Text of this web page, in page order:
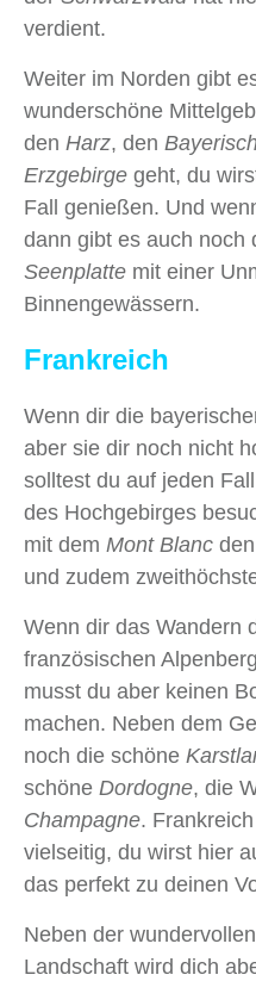
verdient.
Weiter im Norden gibt
wunderschöne
den Harz, den
Erzgebirge geht, du
Fall genießen. Und
dann gibt es auch noch
Seenplatte mit einer
Binnengewässern.
Frankreich
Wenn dir die
aber sie dir noch nicht
solltest du auf jeden
des Hochgebirges
mit dem Mont Blanc
und zudem
Wenn dir das Wandern
französischen
musst du aber keinen
machen. Neben dem
noch die schöne
schöne Dordogne, die
Champagne.
vielseitig, du wirst hier
das perfekt zu deinen
Neben der
Landschaft wird dich